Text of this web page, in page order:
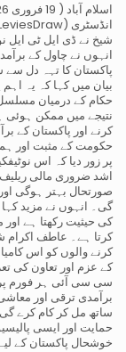
شیخ نے ڈی ایل ٹی ایل
انہوں نے چاول کے
پاکستان کا تہہ دل
بیان میں کہا کہ یہ
حکام کے درمیان
نتیجے میں ممکن ہوئی
کرنے اور پاکستان کے
حکومت کے مثبت اور
پر زور دیا کہ اس
اشد ضروری مالی
صورتحال بہتر ہوگی
گی۔ انہوں نے مزید
کی حیثیت رکھتا ہے اور
کرتا ہے۔ عاطف اکرام
کرنے والوں کو اس
کے عزم اور تعاون کی
سی سی آئی ہر فورم پر
برآمدی ترقی اور
ساتھ مل کر کام کرے
حمایت اور ایسی
خوشحال پاکستان کے